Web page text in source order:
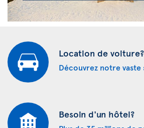
Location de voiture?
Découvrez notre vaste
Besoin d'un hôtel?